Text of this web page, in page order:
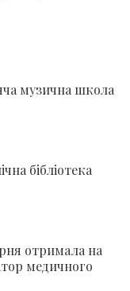
музична школа
бібліотека
отримала на
медичного